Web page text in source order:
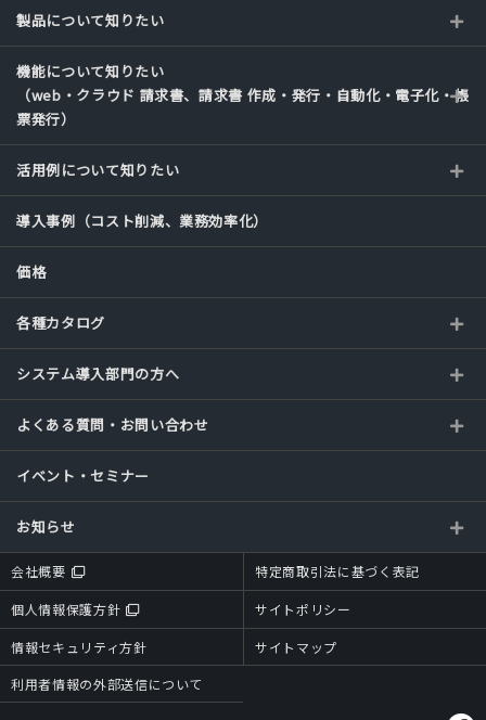
製品について知りたい
機能について知りたい
（web・クラウド 請求書、請求書 作成・発行・自動化・電子化・帳
票発行）
活用例について知りたい
導入事例（コスト削減、業務効率化）
価格
各種カタログ
システム導入部門の方へ
よくある質問・お問い合わせ
イベント・セミナー
お知らせ
会社概要 特定商取引法に基づく表記
個人情報保護方針 サイトポリシー
情報セキュリティ方針
サイトマップ
利用者情報の外部送信について